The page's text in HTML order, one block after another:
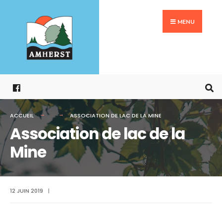
contenu
MENU
ACCUEIL ASSOCIATION DE LAC DE LA MINE
Association de lac de la
Mine
12 JUIN 2019 |
for: